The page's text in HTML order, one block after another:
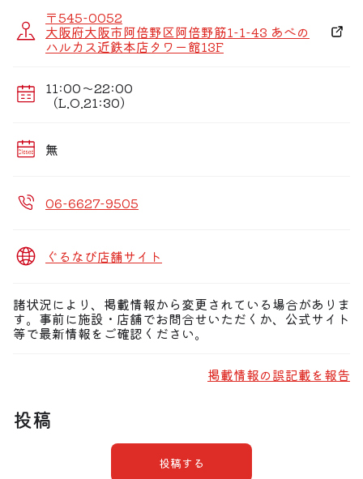
全国から選りすぐった旬のネタを愉しめる寿司会席は、
職人謹製の和食の一品も盛り込んだ、仁自慢のコースで
3,080円〜
飲み放題付き4,730円〜ご予算に合わせてご用意していま
3名様〜団体様まで人数に合わせた大小夜景個室を完備★
個別盛りで提供しますので、各種ご会食・接待・慶事・法
様々なシーンでご利用いただけます。
〒545-0052
大阪府大阪市阿倍野区阿倍野筋1-1-43 あべの
ハルカス近鉄本店タワー館13F
11:00〜22:00
（L.O.21:30）
無
06-6627-9505
ぐるなび店舗サイト
諸状況により、掲載情報から変更されている場合がありま
す。事前に施設・店舗でお問合せいただくか、公式サイト
等で最新情報をご確認ください。
掲載情報の誤記載を報告
投稿
投稿する